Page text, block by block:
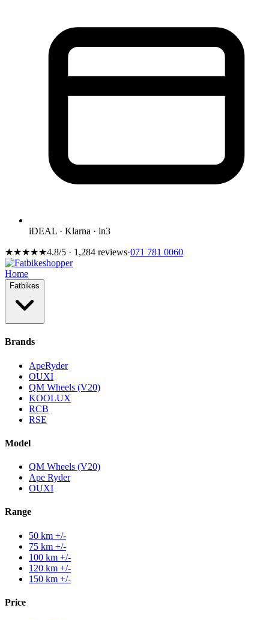
iDEAL · Klarna · in3
★★★★★4.8/5 · 1,284 reviews·071 781 0060
Home
Fatbikes
Brands
ApeRyder
OUXI
QM Wheels (V20)
KOOLUX
RCB
RSE
Model
QM Wheels (V20)
Ape Ryder
OUXI
Range
50 km +/-
75 km +/-
100 km +/-
120 km +/-
150 km +/-
Price